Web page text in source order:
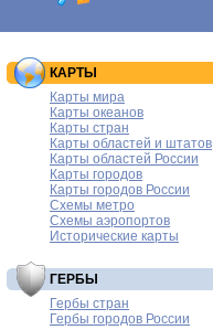
КАРТЫ
Карты мира
Карты океанов
Карты стран
Карты областей и штатов
Карты областей России
Карты городов
Карты городов России
Схемы метро
Схемы аэропортов
Исторические карты
ГЕРБЫ
Гербы стран
Гербы городов России